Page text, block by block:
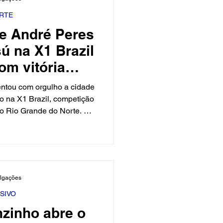
do artista local que você
carnava
André Peres
na X1 Brazil
vitória
de 6x5
com orgulho a cidade
na X1 Brazil, competição
Grande do Norte. Em
abre o